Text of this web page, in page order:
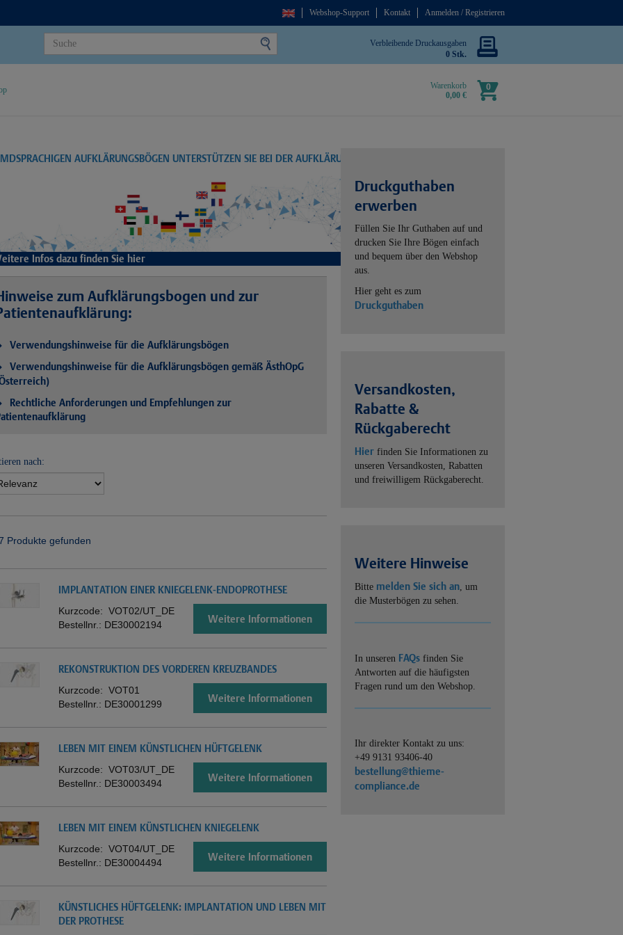
Webshop-Support Kontakt Anmelden / Registrieren
Verbleibende Druckausgaben
0 Stk.
Warenkorb
0,00 €
0
AUFKLÄRUNGSBÖGEN UNTERSTÜTZEN SIE BEI DER AUFKLÄRUNG
Infos dazu finden Sie hier
zum Aufklärungsbogen und zur
Verwendungshinweise für die Aufklärungsbögen
Verwendungshinweise für die Aufklärungsbögen gemäß ÄsthOpG
Rechtliche Anforderungen und Empfehlungen zur
nach:
Produkte gefunden
IMPLANTATION EINER KNIEGELENK-ENDOPROTHESE
Kurzcode: VOT02/UT_DE
Bestellnr.: DE30002194 Weitere Informationen
REKONSTRUKTION DES VORDEREN KREUZBANDES
Kurzcode: VOT01
Bestellnr.: DE30001299 Weitere Informationen
LEBEN MIT EINEM KÜNSTLICHEN HÜFTGELENK
Kurzcode: VOT03/UT_DE
Bestellnr.: DE30003494 Weitere Informationen
LEBEN MIT EINEM KÜNSTLICHEN KNIEGELENK
Kurzcode: VOT04/UT_DE
Bestellnr.: DE30004494 Weitere Informationen
KÜNSTLICHES HÜFTGELENK: IMPLANTATION UND LEBEN MIT
DER PROTHESE
Druckguthaben
erwerben
Füllen Sie Ihr Guthaben auf und
drucken Sie Ihre Bögen einfach
und bequem über den Webshop
aus.
Hier geht es zum
Druckguthaben
Versandkosten,
Rabatte &
Rückgaberecht
Hier finden Sie Informationen zu
unseren Versandkosten, Rabatten
und freiwilligem Rückgaberecht.
Weitere Hinweise
Bitte melden Sie sich an, um
die Musterbögen zu sehen.
In unseren FAQs finden Sie
Antworten auf die häufigsten
Fragen rund um den Webshop.
Ihr direkter Kontakt zu uns:
+49 9131 93406-40
bestellung@thieme-
compliance.de